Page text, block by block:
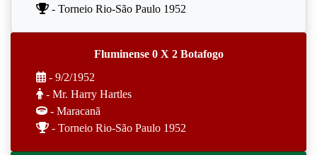
- Torneio Rio-São Paulo 1952
Fluminense 0 X 2 Botafogo
- 9/2/1952
- Mr. Harry Hartles
- Maracanã
- Torneio Rio-São Paulo 1952